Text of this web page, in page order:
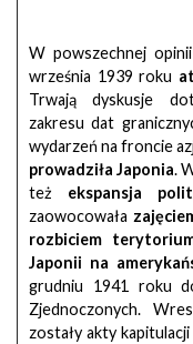
W powszechnej
września 1939 roku
Trwają dyskusje
zakresu dat
wydarzeń na froncie
prowadziła Japonia.
też ekspansja
zaowocowała
rozbiciem
Japonii na
grudniu 1941 roku
Zjednoczonych.
zostały akty